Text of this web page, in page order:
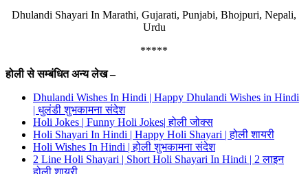
Dhulandi Shayari In Marathi, Gujarati, Punjabi, Bhojpuri, Nepali,
Urdu
*****
होली से सम्बंधित अन्य लेख –
Dhulandi Wishes In Hindi | Happy Dhulandi Wishes in Hindi
| धुलंडी शुभकामना संदेश
Holi Jokes | Funny Holi Jokes| होली जोक्स
Holi Shayari In Hindi | Happy Holi Shayari | होली शायरी
Holi Wishes In Hindi | होली शुभकामना संदेश
2 Line Holi Shayari | Short Holi Shayari In Hindi | 2 लाइन